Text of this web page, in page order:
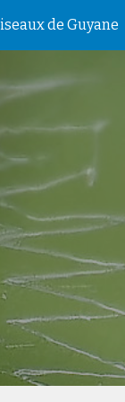
de Guyane